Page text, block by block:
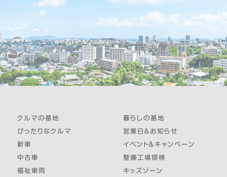
クルマの基地
ぴったりなクルマ
新車
中古車
福祉車両
暮らしの基地
営業日＆お知らせ
イベント＆キャンペーン
整備工場探検
キッズゾーン